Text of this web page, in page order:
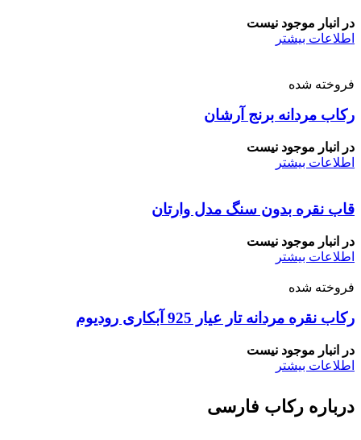
در انبار موجود نیست
اطلاعات بیشتر
فروخته شده
رکاب مردانه برنج آرشان
در انبار موجود نیست
اطلاعات بیشتر
قاب نقره بدون سنگ مدل وارتان
در انبار موجود نیست
اطلاعات بیشتر
فروخته شده
رکاب نقره مردانه تار عیار 925 آبکاری رودیوم
در انبار موجود نیست
اطلاعات بیشتر
درباره رکاب فارسی